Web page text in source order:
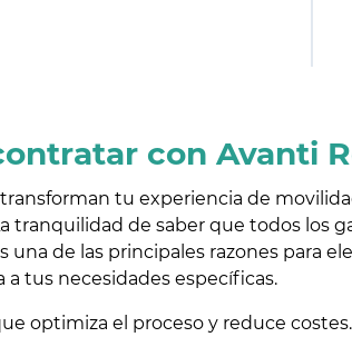
con Avanti
tu experiencia de
tranquilidad de saber que todos los
de las principales razones para
a tus necesidades específicas.
optimiza el proceso y reduce